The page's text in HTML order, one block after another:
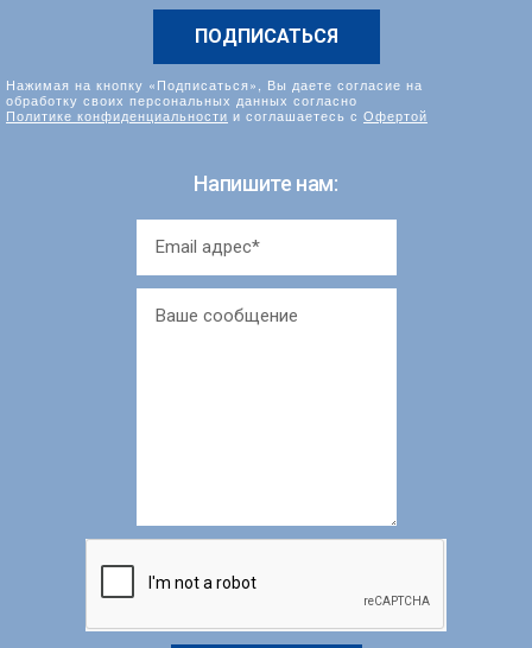
Нажимая на кнопку «Подписаться», Вы даете согласие на
обработку своих персональных данных согласно
Политике конфиденциальности и соглашаетесь с Офертой
Напишите нам: